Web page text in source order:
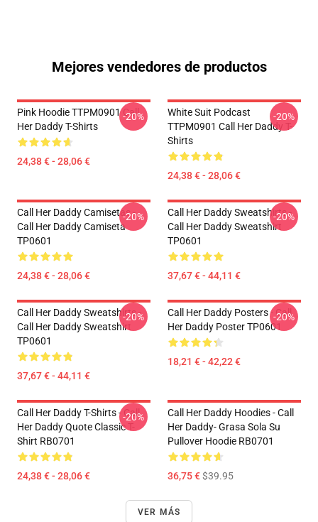
Mejores vendedores de productos
Pink Hoodie TTPM0901 Call
Her Daddy T-Shirts
24,38 € - 28,06 €
-20%
White Suit Podcast
TTPM0901 Call Her Daddy T-
Shirts
24,38 € - 28,06 €
-20%
Call Her Daddy Camisetas -
Call Her Daddy Camiseta
TP0601
24,38 € - 28,06 €
-20%
Call Her Daddy Sweatshirts -
Call Her Daddy Sweatshirt
TP0601
37,67 € - 44,11 €
-20%
Call Her Daddy Sweatshirts -
Call Her Daddy Sweatshirt
TP0601
37,67 € - 44,11 €
-20%
Call Her Daddy Posters - Call
Her Daddy Poster TP0601
18,21 € - 42,22 €
-20%
Call Her Daddy T-Shirts - Call
Her Daddy Quote Classic T-
Shirt RB0701
24,38 € - 28,06 €
-20%
Call Her Daddy Hoodies - Call
Her Daddy- Grasa Sola Su
Pullover Hoodie RB0701
36,75 €$39.95
VER MÁS